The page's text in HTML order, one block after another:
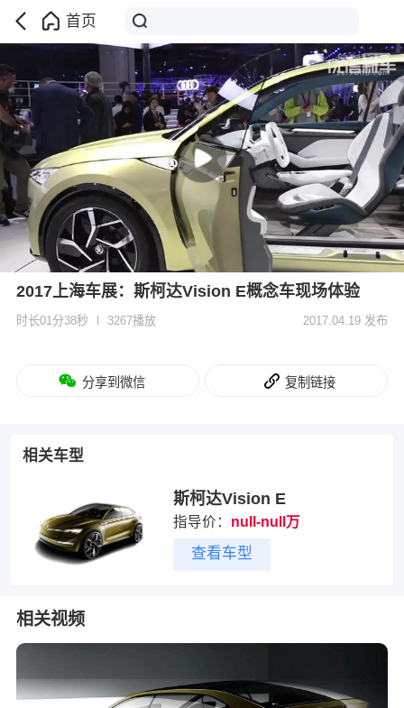
首页
2017上海车展：斯柯达Vision E概念车现场体验
时长01分38秒 3267播放 2017.04.19 发布
分享到微信 复制链接
相关车型
斯柯达Vision E
指导价： null-null万
查看车型
相关视频